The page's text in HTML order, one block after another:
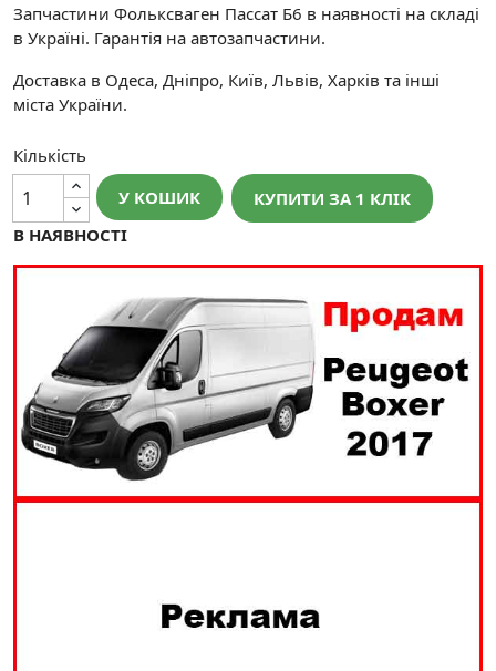
Запчастини Фольксваген Пассат Б6 в наявності на складі
в Україні. Гарантія на автозапчастини.
Доставка в Одеса, Дніпро, Київ, Львів, Харків та інші
міста України.
Кількість
У КОШИК
КУПИТИ ЗА 1 КЛIК
В НАЯВНОСТІ